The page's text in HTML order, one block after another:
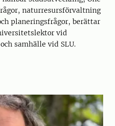
naturresursförvaltning
planeringsfrågor, berättar
vid
samhälle vid SLU.